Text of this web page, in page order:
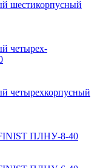
шестикорпусный
четырех-
четырехкорпусный
ПЛНУ-8-40